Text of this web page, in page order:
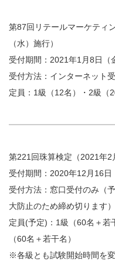
第87回リテールマーケティ
（水）施行）
受付期間：2021年1月8日（
受付方法：インターネット
定員：1級（12名）・2級（
第221回珠算検定（2021年2
受付期間：2020年12月16日
受付方法：窓口受付のみ（
大防止のため締め切ります）
定員(予定)：1級（60名＋若
（60名＋若干名）
※各級とも試験開始時間を